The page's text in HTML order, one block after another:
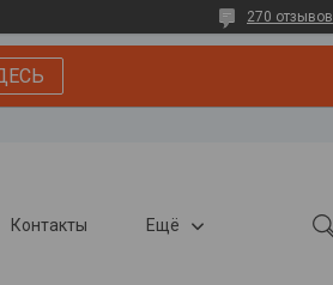
270 отзывов
Контакты Ещё